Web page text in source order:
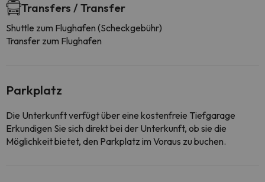
Transfers / Transfer
Shuttle zum Flughafen (Scheckgebühr)
Transfer zum Flughafen
Parkplatz
Die Unterkunft verfügt über eine kostenfreie Tiefgarage
Erkundigen Sie sich direkt bei der Unterkunft, ob sie die
Möglichkeit bietet, den Parkplatz im Voraus zu buchen.